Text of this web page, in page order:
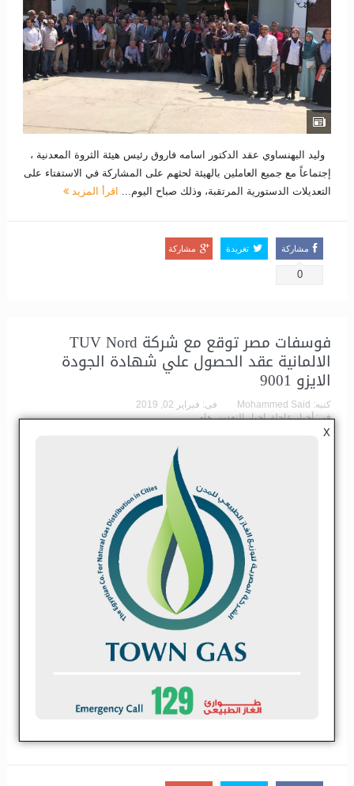
وليد البهنساوي عقد الدكتور اسامه فاروق رئيس هيئة الثروة المعدنية ،
إجتماعاً مع جميع العاملين بالهيئة لحثهم على المشاركة في الاستفتاء على
التعديلات الدستورية المرتقبة، وذلك صباح اليوم... اقرأ المزيد
مشاركة
0
تغريدة مشاركة
فوسفات مصر توقع مع شركة TUV Nord
الالمانية عقد الحصول علي شهادة الجودة
الايزو 9001
كتبه: Mohammed Said فى: فبراير 02, 2019
فى:أخبار عاجلة,اخبار التعدين,هام
وسوم:
باور نيوز – وليد البهنساوى قال مسئول بارز بهيئة الثروة المعدنية فى
تصريحات لــ “باور نيوز” ان شركة فوسفات مصر قد وقعت فى ديسمبر
X